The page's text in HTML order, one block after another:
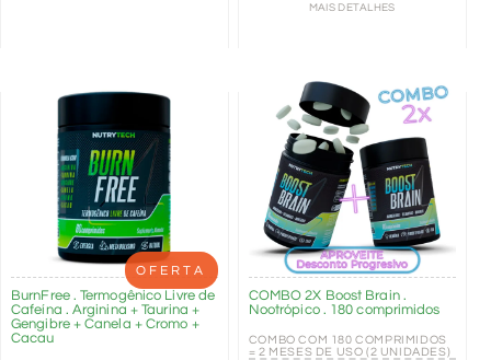
MAIS DETALHES
OFERTA
BurnFree . Termogênico Livre de
Cafeína . Arginina + Taurina +
Gengibre + Canela + Cromo +
Cacau
COMBO 2X Boost Brain .
Nootrópico . 180 comprimidos
COMBO COM 180 COMPRIMIDOS
= 2 MESES DE USO (2 UNIDADES)